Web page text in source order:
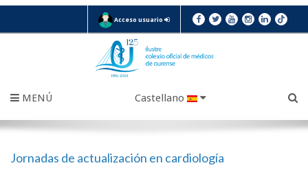
Acceso usuario
MENÚ Castellano
Jornadas de actualización en cardiología